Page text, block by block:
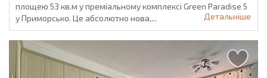
площею 53 кв.м у преміальному комплексі Green Paradise 5
у Приморсько. Це абсолютно нова,...
Детальніше